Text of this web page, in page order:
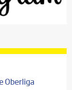
Oberliga